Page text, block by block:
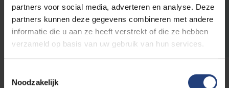
partners voor social media, adverteren en analyse. Deze
partners kunnen deze gegevens combineren met andere
informatie die u aan ze heeft verstrekt of die ze hebben
verzameld op basis van uw gebruik van hun services.
Noodzakelijk